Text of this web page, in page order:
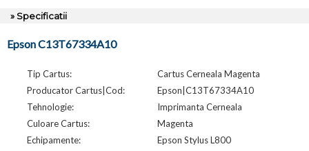
» Specificatii
Epson C13T67334A10
Tip Cartus:
Cartus Cerneala Magenta
Producator Cartus|Cod:
Epson|C13T67334A10
Tehnologie:
Imprimanta Cerneala
Culoare Cartus:
Magenta
Echipamente:
Epson Stylus L800